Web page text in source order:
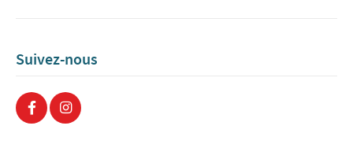
Suivez-nous